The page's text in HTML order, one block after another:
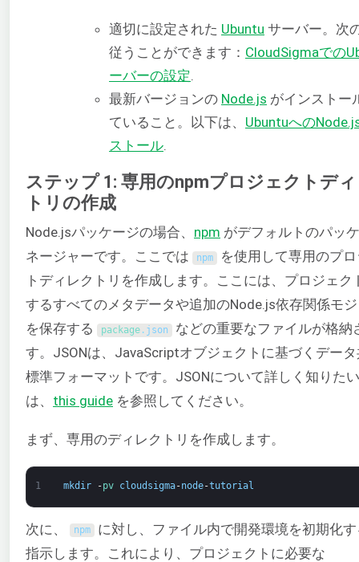
適切に設定された Ubuntu サーバー。次
従うことができます： CloudSigmaでの
ーバーの設定
最新バージョンの Node.js がインストー
ていること。以下は、 Ubuntuへの
ストール
ステップ 1: 専用のnpmプロジェクトデ
トリの作成
Node.jsパッケージの場合、 npm がデフォルトのパッ
ネージャーです。ここでは
npm を使用して専用のプロ
トディレクトリを作成します。ここには、プロジェク
するすべてのメタデータや追加のNode.js依存関係モ
を保存する
package. json などの重要なファイルが格納
す。JSONは、JavaScriptオブジェクトに基づくデー
標準フォーマットです。JSONについて詳しく知りた
は、 this guide を参照してください。
まず、専用のディレクトリを作成します。
1 mkdir -pv cloudsigma-node-tutorial
次に、 npm に対し、ファイル内で開発環境を初期化
指示します。これにより、プロジェクトに必要な